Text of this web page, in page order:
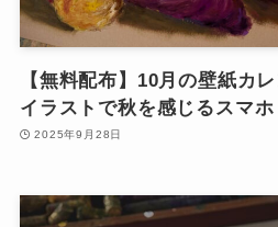
【無料配布】10月の壁紙カ
イラストで秋を感じるスマ
2025年9月28日